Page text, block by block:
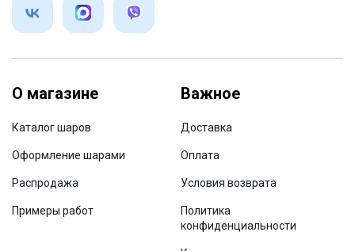
О магазине
Каталог шаров
Оформление шарами
Распродажа
Примеры работ
Важное
Доставка
Оплата
Условия возврата
Политика
конфиденциальности